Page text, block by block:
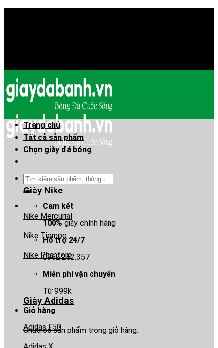
Tìm
kiếm:
Cam kết
100%giày chính hãng
Hỗ trợ 24/7
0962.262.357
Miễn phí vận chuyển
Từ 999k
Giỏ hàng
Chưa có sản phẩm trong giỏ hàng.
Trang chủ
Tất cả sản phẩm
Chọn giày đá bóng
Giày Nike
Nike Mercurial
Nike Tiempo
Nike Phantom
Giày Adidas
Adidas F50